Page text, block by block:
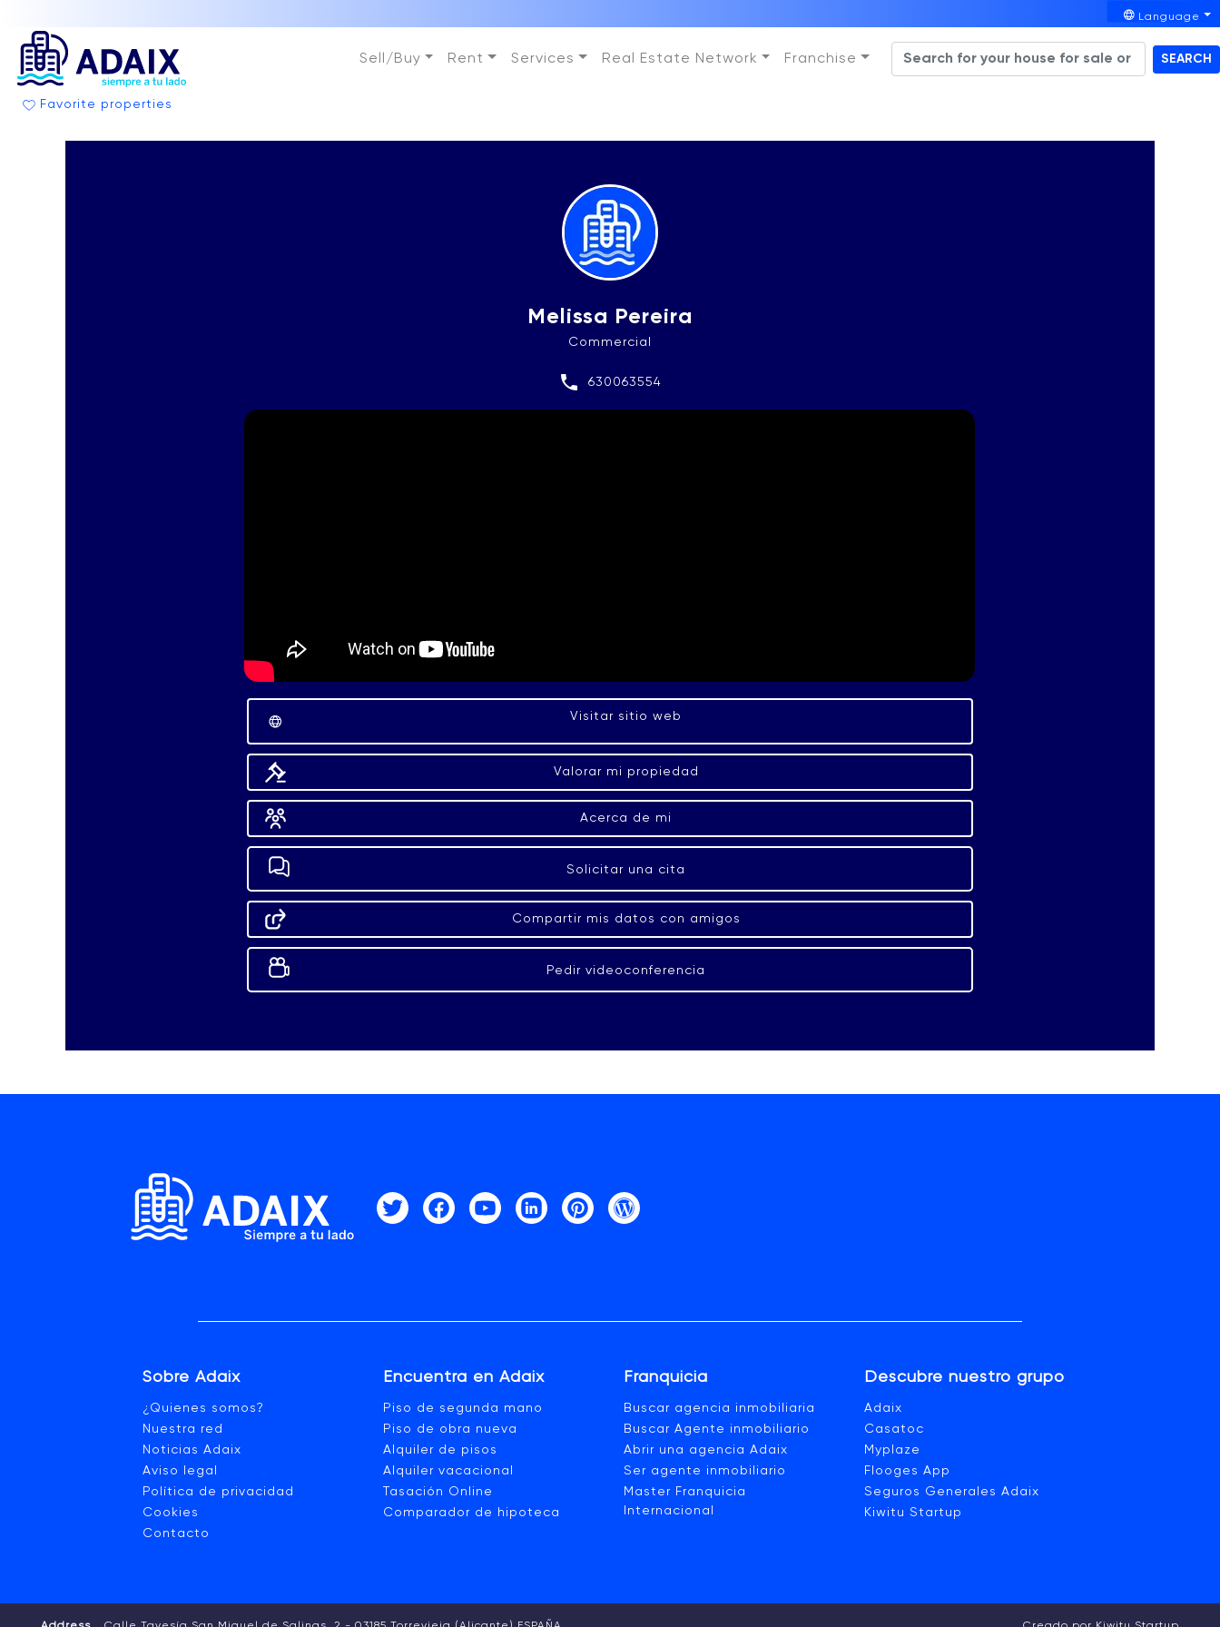
Language
Sell/Buy Rent Services Real Estate Network Franchise SEARCH
Favorite properties
Melissa Pereira
Commercial
630063554
Visitar sitio web
Valorar mi propiedad
Acerca de mi
Solicitar una cita
Compartir mis datos con amigos
Pedir videoconferencia
Sobre Adaix
¿Quienes somos?
Nuestra red
Noticias Adaix
Aviso legal
Política de privacidad
Cookies
Contacto
Encuentra en Adaix
Piso de segunda mano
Piso de obra nueva
Alquiler de pisos
Alquiler vacacional
Tasación Online
Comparador de hipoteca
Franquicia
Buscar agencia inmobiliaria
Buscar Agente inmobiliario
Abrir una agencia Adaix
Ser agente inmobiliario
Master Franquicia
Internacional
Descubre nuestro grupo
Adaix
Casatoc
Myplaze
Flooges App
Seguros Generales Adaix
Kiwitu Startup